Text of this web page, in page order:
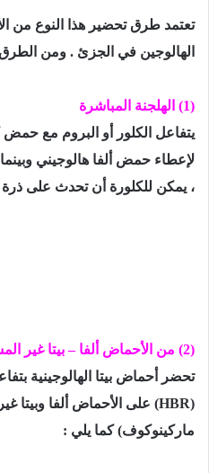
تعتمد طرق تحضير هذا النوع من
الهالوجين في الجزئ . ومن
(
1) الهلجنة المباشرة
يتفاعل الكلور أو البروم مع
لإعطاء حمض ألفا هالوجيني
، يمكن للكلورة أن تحدث على ذرة
(2) من الأحماض ألفا – بيتا غير
تحضر أحماض بيتا الهالوجينية
(HBR) على الأحماض ألفا وبيتا
ماركينوكوف) كما يلي :